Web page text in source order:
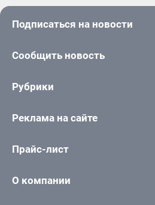
Подписаться на новости
Сообщить новость
Рубрики
Реклама на сайте
Прайс-лист
О компании